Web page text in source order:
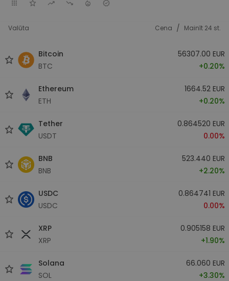
Valūta Cena / Mainīt 24 st.
Bitcoin
BTC
56307.00 EUR
+0.20%
Ethereum
ETH
1664.52 EUR
+0.20%
Tether
USDT
0.864520 EUR
0.00%
BNB
BNB
523.440 EUR
+2.20%
USDC
USDC
0.864741 EUR
0.00%
XRP
XRP
0.905158 EUR
+1.90%
Solana
SOL
66.060 EUR
+3.30%